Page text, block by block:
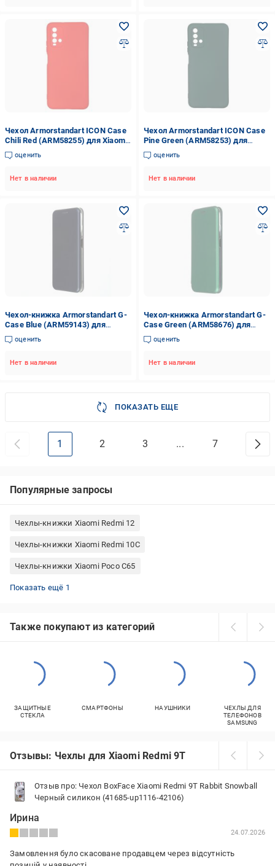
Чехол Armorstandart ICON Case
Chili Red (ARM58255) для Xiaomi
Redmi 9T
оценить
Нет в наличии
Чехол Armorstandart ICON Case
Pine Green (ARM58253) для
Xiaomi Redmi 9T
оценить
Нет в наличии
Чехол-книжка Armorstandart G-
Case Blue (ARM59143) для
Xiaomi Poco M3Xiaomi Redmi 9T
оценить
Нет в наличии
Чехол-книжка Armorstandart G-
Case Green (ARM58676) для
Xiaomi Poco M3Xiaomi Redmi 9T
оценить
Нет в наличии
ПОКАЗАТЬ ЕЩЕ
1 2 3 ... 7
Популярные запросы
Чехлы-книжки Xiaomi Redmi 12
Чехлы-книжки Xiaomi Redmi 10C
Чехлы-книжки Xiaomi Poco C65
Чехлы-книжки Xiaomi Poco M6 Pro
Показать ещё 1
Также покупают из категорий
ЗАЩИТНЫЕ
СТЕКЛА
СМАРТФОНЫ НАУШНИКИ
ЧЕХЛЫ ДЛЯ
ТЕЛЕФОНОВ
SAMSUNG
Отзывы: Чехлы для Xiaomi Redmi 9T
Отзыв про: Чехол BoxFace Xiaomi Redmi 9T Rabbit Snowball
Черный силикон (41685-up1116-42106)
Ирина
24.07.2026
Замовлення було скасоване продавцем через відсутність